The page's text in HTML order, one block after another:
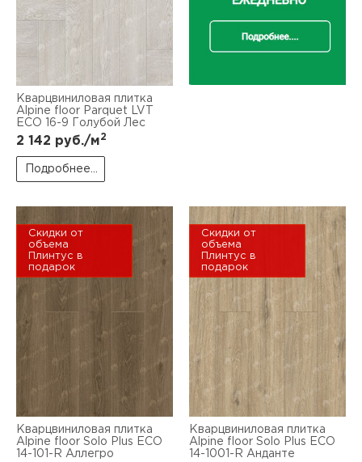
Кварцвиниловая плитка
Alpine floor Parquet LVT
ЕСО 16-9 Голубой Лес
2 142 руб./м2
Подробнее...
Скидки от
объема
Плинтус в
подарок
Кварцвиниловая плитка
Alpine floor Solo Plus ЕСО
14-101-R Аллегро
Скидки от
объема
Плинтус в
подарок
Кварцвиниловая плитка
Alpine floor Solo Plus ЕСО
14-1001-R Анданте